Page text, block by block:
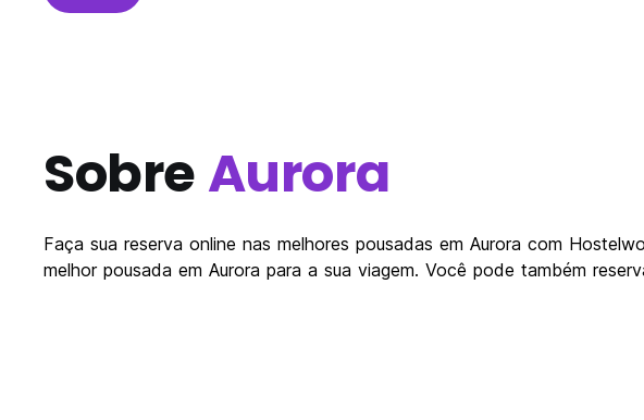
SobreAurora
Faça sua reserva online nas melhores pousadas em Aurora com
melhor pousada em Aurora para a sua viagem. Você pode também